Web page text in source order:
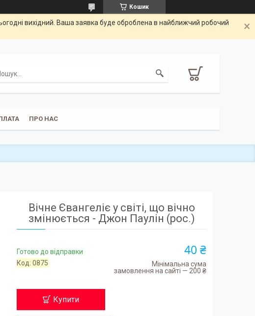
Кошик
вихідний. Ваша заявка буде оброблена в найближчий робочий
ПРО НАС
Вічне Євангеліє у світі, що вічно
змінюється - Джон Паулін (рос.)
Готово до відправки
Код:0875
40 ₴
Мінімальна сума
замовлення на сайті — 200 ₴
Купити